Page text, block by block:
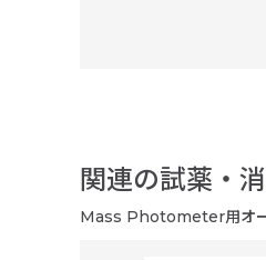
関連の試薬・
Mass Photometer用オ